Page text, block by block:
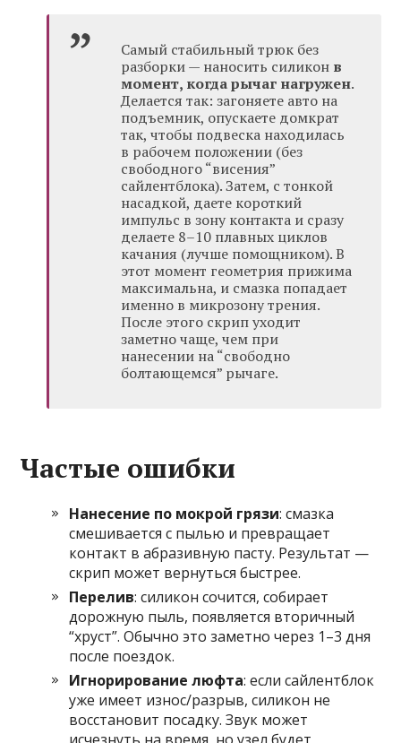
Самый стабильный трюк без
разборки — наносить силикон в
момент, когда рычаг нагружен.
Делается так: загоняете авто на
подъемник, опускаете домкрат
так, чтобы подвеска находилась
в рабочем положении (без
свободного “висения”
сайлентблока). Затем, с тонкой
насадкой, даете короткий
импульс в зону контакта и сразу
делаете 8–10 плавных циклов
качания (лучше помощником). В
этот момент геометрия прижима
максимальна, и смазка попадает
именно в микрозону трения.
После этого скрип уходит
заметно чаще, чем при
нанесении на “свободно
болтающемся” рычаге.
Частые ошибки
Нанесение по мокрой грязи: смазка
смешивается с пылью и превращает
контакт в абразивную пасту. Результат —
скрип может вернуться быстрее.
Перелив: силикон сочится, собирает
дорожную пыль, появляется вторичный
“хруст”. Обычно это заметно через 1–3 дня
после поездок.
Игнорирование люфта: если сайлентблок
уже имеет износ/разрыв, силикон не
восстановит посадку. Звук может